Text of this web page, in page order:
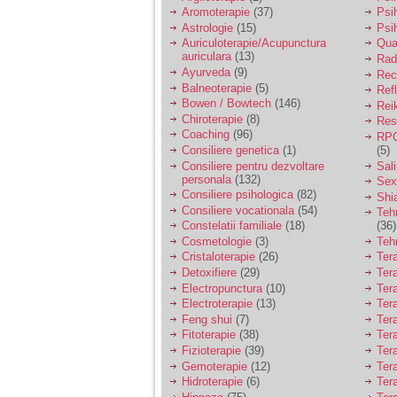
Am 14 ani si o mare
problema. Acum 8 luni
am inceput o relatie
cu un baiat in varsta
de 20 de ani, m-a
cucerit cu vorbe dulci,
cadouri, promisiuni de
casatorie, asa ca m-
am culcat cu el si in
scurt timp am ramas
insarcinata. El cand a
aflat a plecat in afara,
la munca, si a rupt
orice legatura cu
mine. Mama m-a batut
si m-a jignit in ultimul
hal, ba chiar m-a fortat
sa stau sa imi
introduca coada de
mop in vagin.
Am 20 ani si am avut
o viata foarte grea. O
familie care nu m-a
crescut cum trebuie,
Aromoterapie (37)
Astrologie (15)
Auriculoterapie/Acupunctura
auriculara(13)
Ayurveda (9)
Balneoterapie (5)
Bowen / Bowtech (146)
Chiroterapie (8)
Coaching (96)
Consiliere genetica (1)
Consiliere pentru dezvoltare
personala (132)
Consiliere psihologica(82)
Consiliere vocationala (54)
Constelatii familiale (18)
Cosmetologie (3)
Cristaloterapie (26)
Detoxifiere (29)
Electropunctura (10)
Electroterapie (13)
Feng shui (7)
Fitoterapie (38)
Fizioterapie (39)
Gemoterapie (12)
Hidroterapie (6)
(5)
(36)